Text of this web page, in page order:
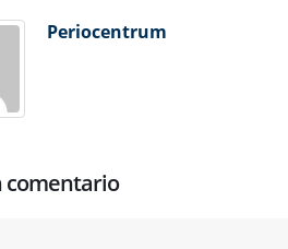
Periocentrum
comentario